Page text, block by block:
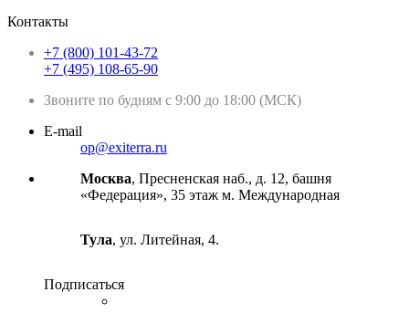
Контакты
+7 (800) 101-43-72
+7 (495) 108-65-90
Звоните по будням с 9:00 до 18:00 (МСК)
E-mail
op@exiterra.ru
Москва, Пресненская наб., д. 12, башня
«Федерация», 35 этаж м. Международная
Тула, ул. Литейная, 4.
Подписаться